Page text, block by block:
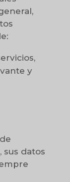
y
sus datos